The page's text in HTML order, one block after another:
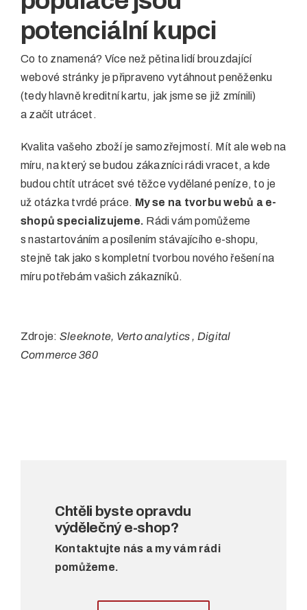
potenciální kupci
Co to znamená? Více než pětina lidí brouzdající
webové stránky je připraveno vytáhnout peněženku
(tedy hlavně kreditní kartu, jak jsme se již zmínili)
a začít utrácet.
Kvalita vašeho zboží je samozřejmostí. Mít ale web na
míru, na který se budou zákazníci rádi vracet, a kde
budou chtít utrácet své těžce vydělané peníze, to je
už otázka tvrdé práce. My se na tvorbu webů a e-
shopů specializujeme. Rádi vám pomůžeme
s nastartováním a posílením stávajícího e-shopu,
stejně tak jako s kompletní tvorbou nového řešení na
míru potřebám vašich zákazníků.
Zdroje: Sleeknote, Verto analytics , Digital
Commerce 360
Chtěli byste opravdu
výdělečný e-shop?
Kontaktujte nás a my vám rádi
pomůžeme.